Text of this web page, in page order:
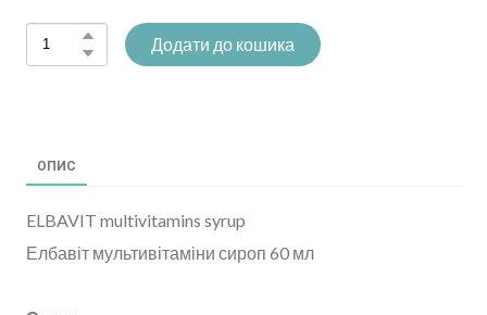
Додати до кошика
ОПИС
ELBAVIT multivitamins syrup
Елбавіт мультивітаміни сироп 60 мл